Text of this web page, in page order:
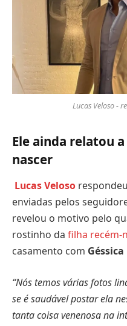
Lucas Veloso -
Ele ainda relatou
nascer
Lucas Veloso
enviadas pelos
revelou o motivo pelo
rostinho da filha recém-
casamento com
“Nós temos várias fotos
se é saudável postar ela
tanta coisa venenosa na